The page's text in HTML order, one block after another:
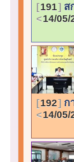
191 ส
14/05/
192 ก
14/05/